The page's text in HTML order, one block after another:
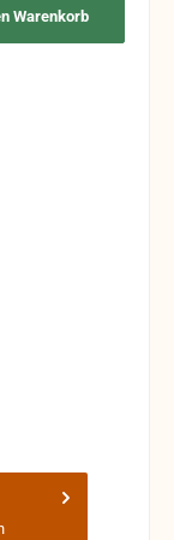
Warenkorb